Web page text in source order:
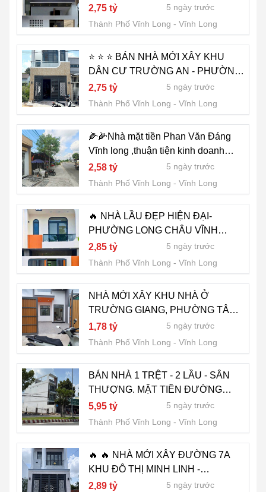
CŨ) – VĨNH LONG (GẦN CÔNG
VIÊN)
2,75 tỷ
5 ngày trước
Thành Phố Vĩnh Long
Vĩnh Long
⭐️ ⭐️ ⭐️ BÁN NHÀ MỚI XÂY KHU
DÂN CƯ TRƯỜNG AN - PHƯỜNG
LONG CHÂU - VĨNH LONG
2,75 tỷ
5 ngày trước
Thành Phố Vĩnh Long
Vĩnh Long
🌽🌽Nhà mặt tiền Phan Văn Đáng
Vĩnh long ,thuận tiện kinh doanh
,mua bán
2,58 tỷ
5 ngày trước
Thành Phố Vĩnh Long
Vĩnh Long
🔥 NHÀ LẦU ĐẸP HIỆN ĐẠI-
PHƯỜNG LONG CHÂU VĨNH
LONG 🔥
2,85 tỷ
5 ngày trước
Thành Phố Vĩnh Long
Vĩnh Long
NHÀ MỚI XÂY KHU NHÀ Ở
TRƯỜNG GIANG, PHƯỜNG TÂN
HẠNH , VĨNH LONG
1,78 tỷ
5 ngày trước
Thành Phố Vĩnh Long
Vĩnh Long
BÁN NHÀ 1 TRỆT - 2 LẦU - SÂN
THƯỢNG. MẶT TIỀN ĐƯỜNG
PHÓ CƠ ĐIỀU, PHƯỜNG PHƯỚC
HẬU, VĨNH LONG
5,95 tỷ
5 ngày trước
Thành Phố Vĩnh Long
Vĩnh Long
🔥 🔥 NHÀ MỚI XÂY ĐƯỜNG 7A
KHU ĐÔ THỊ MINH LINH -
PHƯỜNG THANH ĐỨC - VĨNH
2,89 tỷ
5 ngày trước